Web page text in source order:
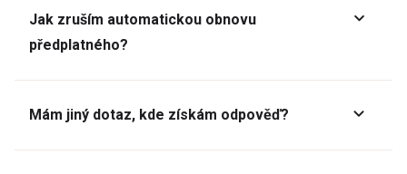
Jak zruším automatickou obnovu
předplatného?
Mám jiný dotaz, kde získám odpověď?